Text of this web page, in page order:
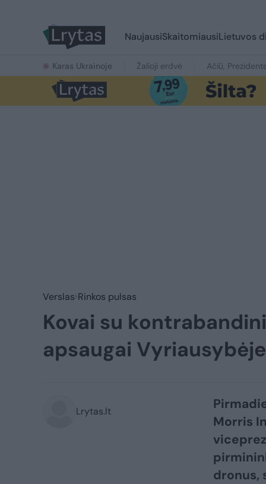
NaujausiSkaitomiausiLietuvos
Karas Ukrainoje Žalioji erdvė Ačiū,
Verslas Rinkos pulsas
Kovai su
apsaugai
Lrytas.lt
Morris
dronus,